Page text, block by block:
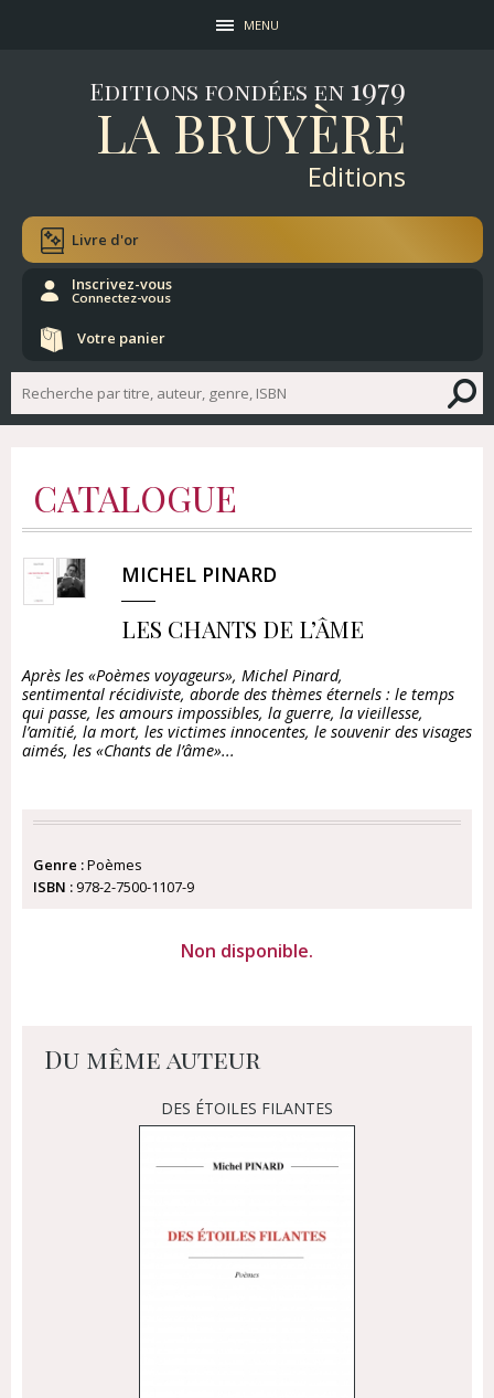
MENU
Editions fondées en 1979
LA BRUYÈRE
Editions
Livre d'or
Inscrivez-vous
Connectez-vous
Votre panier
CATALOGUE
MICHEL PINARD
LES CHANTS DE L’ÂME
Après les «Poèmes voyageurs», Michel Pinard,
sentimental récidiviste, aborde des thèmes éternels : le temps
qui passe, les amours impossibles, la guerre, la vieillesse,
l’amitié, la mort, les victimes innocentes, le souvenir des visages
aimés, les «Chants de l’âme»...
Genre :Poèmes
ISBN : 978-2-7500-1107-9
Non disponible.
Du même auteur
DES ÉTOILES FILANTES